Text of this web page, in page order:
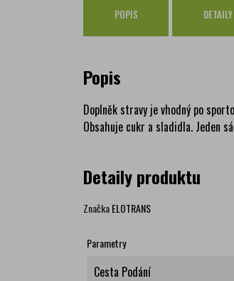
POPIS
Popis
Doplněk stravy je vhodný po
Obsahuje cukr a sladidla. Jeden
Detaily produktu
ZnačkaELOTRANS
Parametry
Cesta Podání